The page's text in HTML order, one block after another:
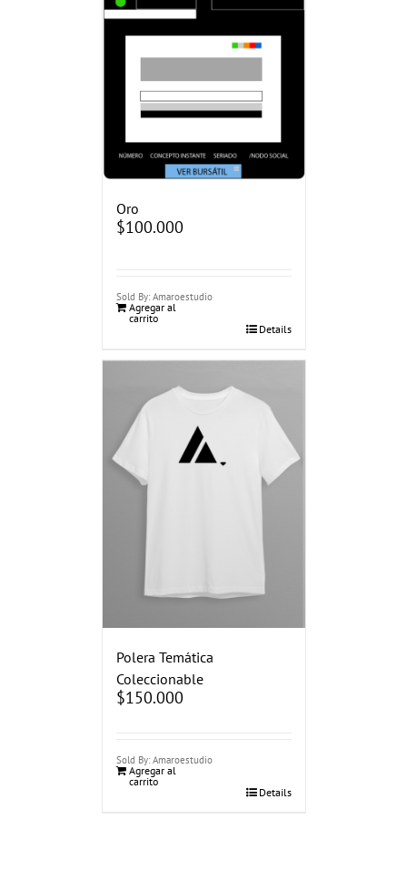
Oro
$100.000
Sold By: Amaroestudio
Agregar al
carrito
Details
Polera Temática
Coleccionable
$150.000
Sold By: Amaroestudio
Agregar al
carrito
Details